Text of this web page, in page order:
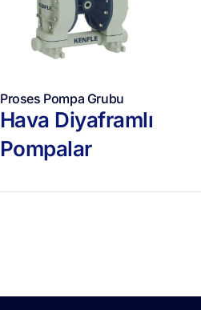
Proses Pompa Grubu
Hava Diyaframlı
Pompalar